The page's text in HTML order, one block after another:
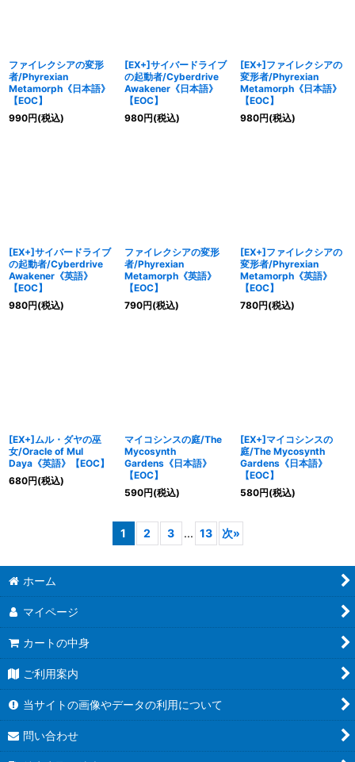
ファイレクシアの変形
者/Phyrexian
Metamorph《日本語》
【EOC】
990円(税込)
[EX+]サイバードライブ
の起動者/Cyberdrive
Awakener《日本語》
【EOC】
980円(税込)
[EX+]ファイレクシアの
変形者/Phyrexian
Metamorph《日本語》
【EOC】
980円(税込)
[EX+]サイバードライブ
の起動者/Cyberdrive
Awakener《英語》
【EOC】
980円(税込)
ファイレクシアの変形
者/Phyrexian
Metamorph《英語》
【EOC】
790円(税込)
[EX+]ファイレクシアの
変形者/Phyrexian
Metamorph《英語》
【EOC】
780円(税込)
[EX+]ムル・ダヤの巫
女/Oracle of Mul
Daya《英語》【EOC】
680円(税込)
マイコシンスの庭/The
Mycosynth
Gardens《日本語》
【EOC】
590円(税込)
[EX+]マイコシンスの
庭/The Mycosynth
Gardens《日本語》
【EOC】
580円(税込)
1 2 3 ... 13 次»
ホーム
マイページ
カートの中身
ご利用案内
当サイトの画像やデータの利用について
問い合わせ